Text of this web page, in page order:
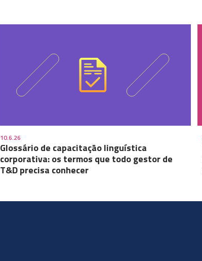
10.6.26
Glossário de capacitação linguística
corporativa: os termos que todo gestor de
T&D precisa conhecer